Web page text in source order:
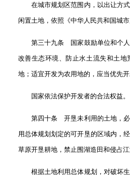
在城市规划区范围内，以出让方式
闲置土地，依照《中华人民共和国城
第三十九条 国家鼓励单位和个人
改善生态环境、防止水土流失和土
地；适宜开发为农用地的，应当优先开
国家依法保护开发者的合法权益。
第四十条 开垦未利用的土地，必
用总体规划划定的可开垦的区域内，
草原开垦耕地，禁止围湖造田和侵占江
根据土地利用总体规划，对破坏生